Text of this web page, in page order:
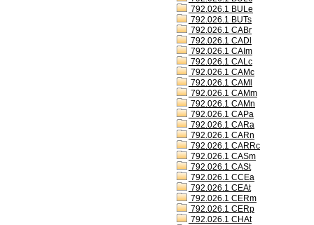
792.026.1 BULe
792.026.1 BUTs
792.026.1 CABr
792.026.1 CADl
792.026.1 CAIm
792.026.1 CALc
792.026.1 CAMc
792.026.1 CAMl
792.026.1 CAMm
792.026.1 CAMn
792.026.1 CAPa
792.026.1 CARa
792.026.1 CARn
792.026.1 CARRc
792.026.1 CASm
792.026.1 CASt
792.026.1 CCEa
792.026.1 CEAt
792.026.1 CERm
792.026.1 CERp
792.026.1 CHAt